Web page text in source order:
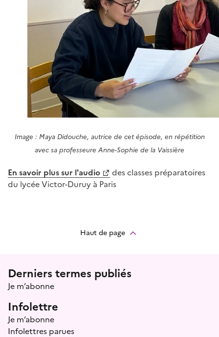
Image : Maya Didouche, autrice de cet épisode, en répétition
avec sa professeure Anne-Sophie de la Vaissière
En savoir plus sur l'audio
des classes préparatoires
du lycée Victor-Duruy à Paris
Haut de page
Menu prefooter
Derniers termes publiés
Je m’abonne
Infolettre
Je m’abonne
Infolettres parues